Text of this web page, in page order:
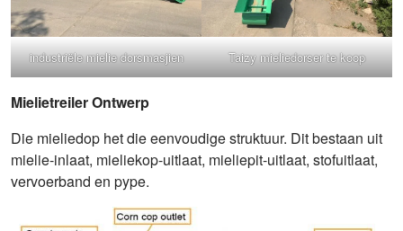
industriële mielie dorsmasjien Taizy mieliedorser te koop
Mielietreiler Ontwerp
Die mieliedop het die eenvoudige struktuur. Dit bestaan ​​uit
mielie-inlaat, mieliekop-uitlaat, mieliepit-uitlaat, stofuitlaat,
vervoerband en pype.